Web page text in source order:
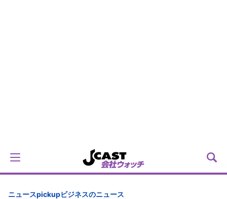
ニュースpickupビジネスのニュース